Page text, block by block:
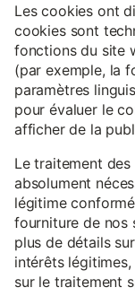
Les cookies ont
cookies sont
fonctions du site
(par exemple, la
paramètres
pour évaluer le
afficher de la
Le traitement
absolument
légitime
fourniture de nos
plus de détails
intérêts
sur le traitement